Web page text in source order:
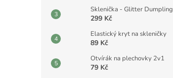
Sklenička - Glitter Dumpling
299 Kč
Elastický kryt na skleničky
89 Kč
Otvírák na plechovky 2v1
79 Kč